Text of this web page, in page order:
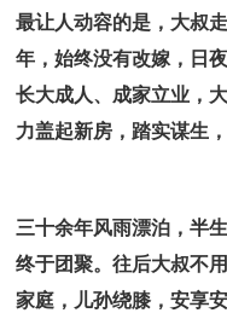
最让人动容的是，大叔
年，始终没有改嫁，日
长大成人、成家立业，
力盖起新房，踏实谋生
三十余年风雨漂泊，半
终于团聚。往后大叔不
家庭，儿孙绕膝，安享